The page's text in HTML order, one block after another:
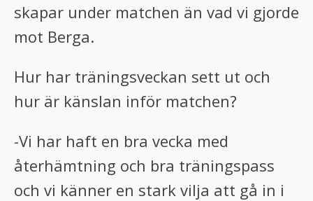
skapar under matchen än vad vi gjorde
mot Berga.
Hur har träningsveckan sett ut och
hur är känslan inför matchen?
-Vi har haft en bra vecka med
återhämtning och bra träningspass
och vi känner en stark vilja att gå in i